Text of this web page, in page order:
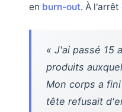
en burn-out. À l'arrêt
« J'ai passé 15
produits
Mon corps a
tête refusait